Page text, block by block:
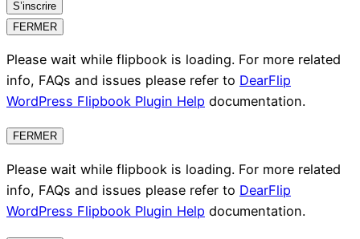
S’inscrire
FERMER
Please wait while flipbook is loading. For more related
info, FAQs and issues please refer to DearFlip
WordPress Flipbook Plugin Help documentation.
FERMER
Please wait while flipbook is loading. For more related
info, FAQs and issues please refer to DearFlip
WordPress Flipbook Plugin Help documentation.